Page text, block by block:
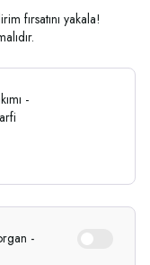
fırsatını yakala!
-
-